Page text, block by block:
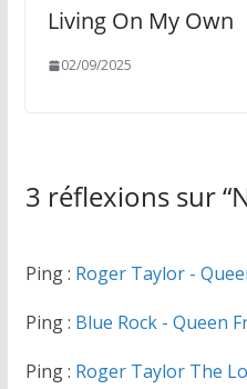
Living On My Own
02/09/2025
3 réflexions sur “
Ping : Roger Taylor -
Ping : Blue Rock - Queen
Ping : Roger Taylor The